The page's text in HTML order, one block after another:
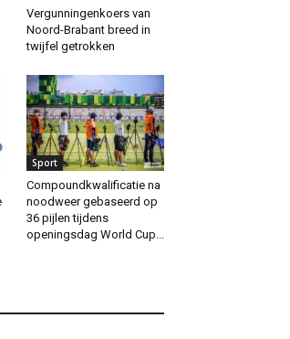
Vergunningenkoers van
Noord-Brabant breed in
twijfel getrokken
Sport
Compoundkwalificatie na
noodweer gebaseerd op
36 pijlen tijdens
openingsdag World Cup...